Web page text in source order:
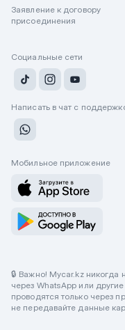
Заявление к договору
присоединения
Социальные сети
Написать в чат с
Мобильное приложение
🔒 Важно! Mycar.kz никогда
через WhatsApp или
проводятся только через
не передавайте данные